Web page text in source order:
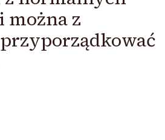
można z